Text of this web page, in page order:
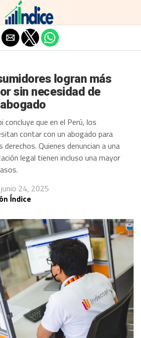
logran más
sin necesidad de
concluye que en el Perú, los
contar con un abogado para
Quienes denuncian a una
legal tienen incluso una mayor
junio 24, 2025
Índice
de la versión móvil